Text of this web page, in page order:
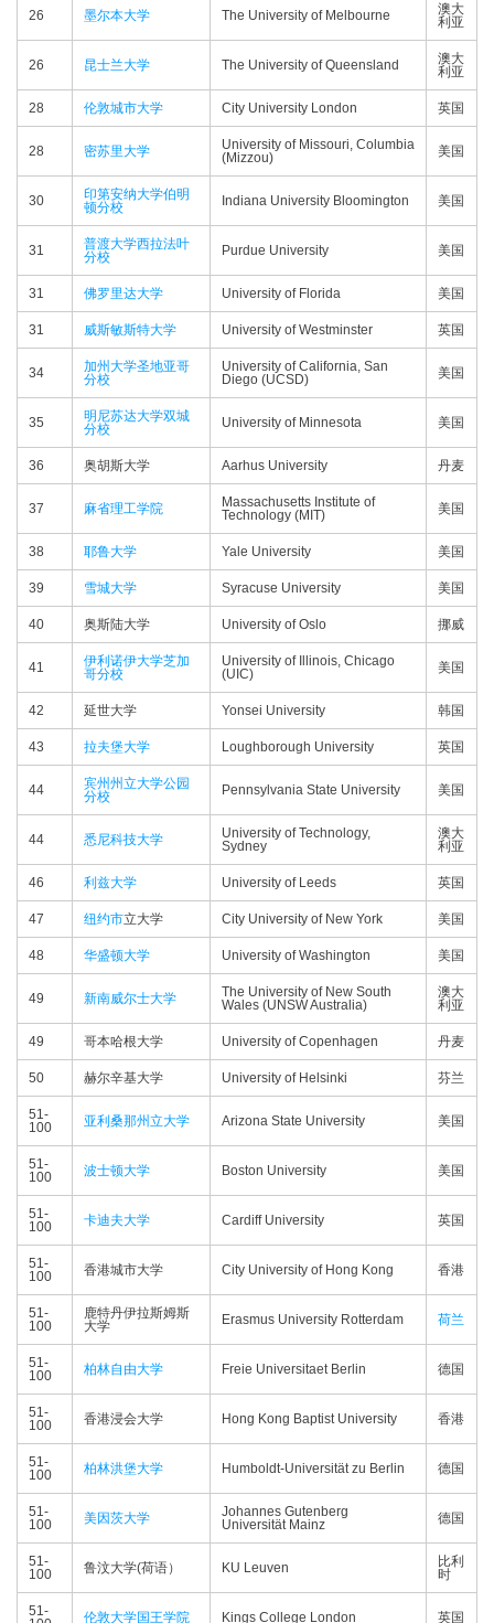
26 墨尔本大学 The University of Melbourne
澳大
利亚
26 昆士兰大学 The University of Queensland
澳大
利亚
28 伦敦城市大学 City University London 英国
28 密苏里大学
University of Missouri, Columbia
(Mizzou)
美国
30
印第安纳大学伯明
顿分校
Indiana University Bloomington 美国
31
普渡大学西拉法叶
分校
Purdue University 美国
31 佛罗里达大学 University of Florida 美国
31 威斯敏斯特大学 University of Westminster 英国
34
加州大学圣地亚哥
分校
University of California, San
Diego (UCSD)
美国
35
明尼苏达大学双城
分校
University of Minnesota 美国
36 奥胡斯大学 Aarhus University 丹麦
37 麻省理工学院
Massachusetts Institute of
Technology (MIT)
美国
38 耶鲁大学 Yale University 美国
39 雪城大学 Syracuse University 美国
40 奥斯陆大学 University of Oslo 挪威
41
伊利诺伊大学芝加
哥分校
University of Illinois, Chicago
(UIC)
美国
42 延世大学 Yonsei University 韩国
43 拉夫堡大学 Loughborough University 英国
44
宾州州立大学公园
分校
Pennsylvania State University 美国
44 悉尼科技大学
University of Technology,
Sydney
澳大
利亚
46 利兹大学 University of Leeds 英国
47 纽约市立大学 City University of New York 美国
48 华盛顿大学 University of Washington 美国
49 新南威尔士大学
The University of New South
Wales (UNSW Australia)
澳大
利亚
49 哥本哈根大学 University of Copenhagen 丹麦
50 赫尔辛基大学 University of Helsinki 芬兰
51-
100
亚利桑那州立大学 Arizona State University 美国
51-
100
波士顿大学 Boston University 美国
51-
100
卡迪夫大学 Cardiff University 英国
51-
100
香港城市大学 City University of Hong Kong 香港
51-
100
鹿特丹伊拉斯姆斯
大学
Erasmus University Rotterdam 荷兰
51-
100
柏林自由大学 Freie Universitaet Berlin 德国
51-
100
香港浸会大学 Hong Kong Baptist University 香港
51-
100
柏林洪堡大学 Humboldt-Universität zu Berlin 德国
51-
100
美因茨大学
Johannes Gutenberg
Universität Mainz
德国
51-
100
鲁汶大学(荷语） KU Leuven
比利
时
51-
伦敦大学国王学院 Kings College London 英国